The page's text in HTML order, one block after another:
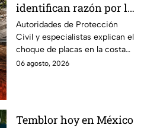
identifican razón por la
que tiembla tanto en
Guerrero
Autoridades de Protección
Civil y especialistas explican el
choque de placas en la costa
de Guerrero; ¿cuál es el sismo
06 agosto, 2026
Temblor hoy en México